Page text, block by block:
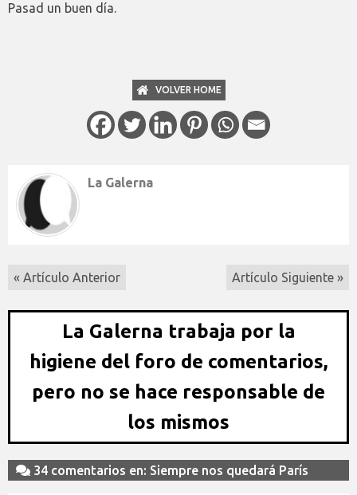
Pasad un buen día.
VOLVER HOME
La Galerna
« Artículo Anterior Artículo Siguiente »
La Galerna trabaja por la
higiene del foro de comentarios,
pero no se hace responsable de
los mismos
34 comentarios en: Siempre nos quedará París